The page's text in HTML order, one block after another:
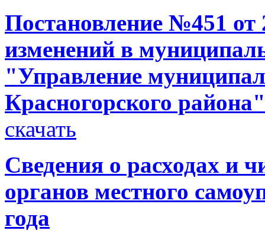
Постановление №451 от
изменений в
"Управление
Красногорского
скачать
Сведения о расходах и
органов местного
года